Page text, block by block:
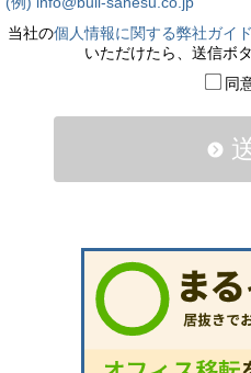
当社の個人情報に関する弊社ガイ
いただけたら、送信ボ
同